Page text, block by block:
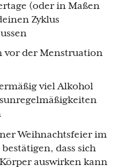
(oder in Maßen
Zyklus
vor der Menstruation
viel Alkohol
Weihnachtsfeier im
dass sich
auswirken kann